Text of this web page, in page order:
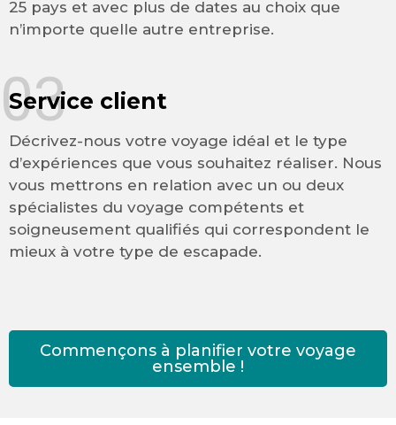
25 pays et avec plus de dates au choix que
n’importe quelle autre entreprise.
Service client
Décrivez-nous votre voyage idéal et le type
d’expériences que vous souhaitez réaliser. Nous
vous mettrons en relation avec un ou deux
spécialistes du voyage compétents et
soigneusement qualifiés qui correspondent le
mieux à votre type de escapade.
03
Commençons à planifier votre voyage
ensemble !